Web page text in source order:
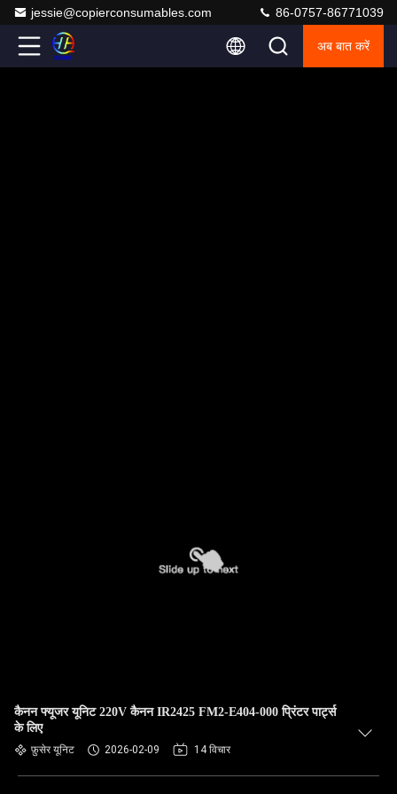
jessie@copierconsumables.com 86-0757-86771039
अब बात करें
कैनन फ्यूजर यूनिट 220V कैनन IR2425 FM2-E404-000 प्रिंटर पार्ट्स
के लिए
फ़ुसेर यूनिट 2026-02-09 14 विचार